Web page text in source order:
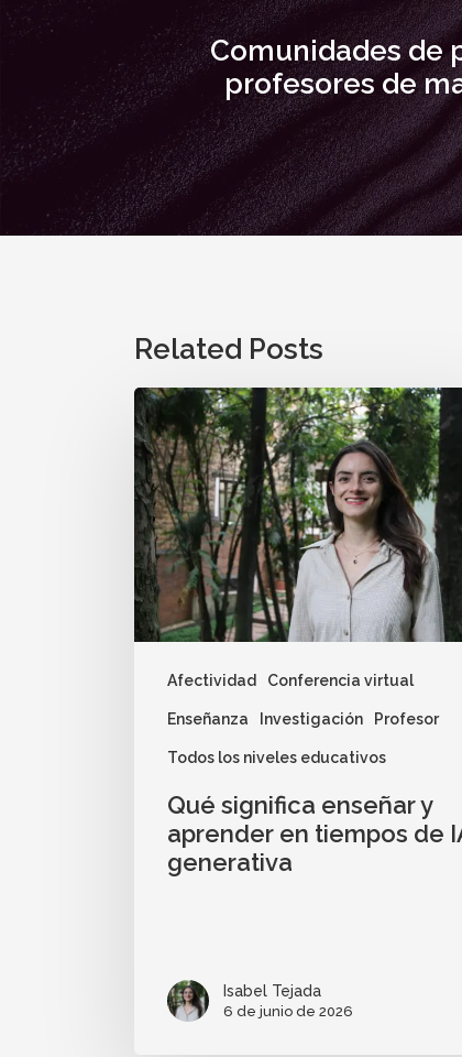
Comunidades de
profesores de
Related Posts
Afectividad Conferencia virtual
Enseñanza Investigación Profesor
Todos los niveles educativos
Qué significa enseñar y
aprender en tiempos de
generativa
Isabel Tejada
6 de junio de 2026